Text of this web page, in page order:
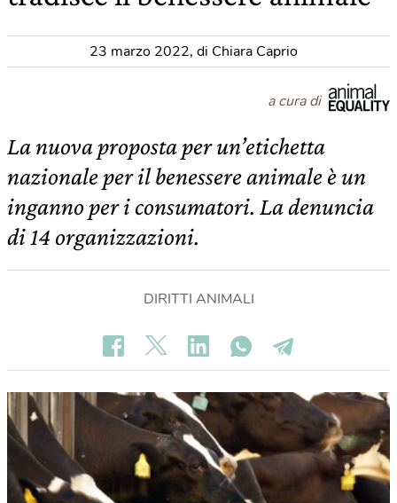
23 marzo 2022, di Chiara Caprio
a cura di
La nuova proposta per un’etichetta
nazionale per il benessere animale è un
inganno per i consumatori. La denuncia
di 14 organizzazioni.
DIRITTI ANIMALI